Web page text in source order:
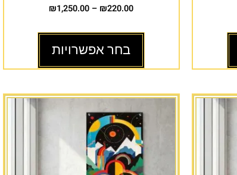
₪220.00
–
₪1,250.00
בחר אפשרויות